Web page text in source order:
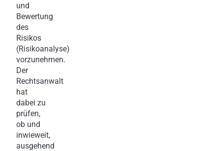
und
Bewertung
des
Risikos
(Risikoanalyse)
vorzunehmen.
Der
Rechtsanwalt
hat
dabei zu
prüfen,
ob und
inwieweit,
ausgehend